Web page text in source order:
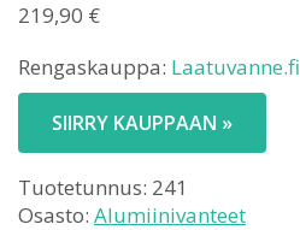
219,90 €
Rengaskauppa: Laatuvanne.fi
SIIRRY KAUPPAAN »
Tuotetunnus: 241
Osasto: Alumiinivanteet